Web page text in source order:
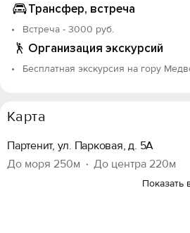
Трансфер, встреча
Встреча - 3000 руб.
Организация экскурсий
Бесплатная экскурсия на гору
Карта
Партенит, ул. Парковая, д. 5А
До моря 250м
До центра 220м
Показать